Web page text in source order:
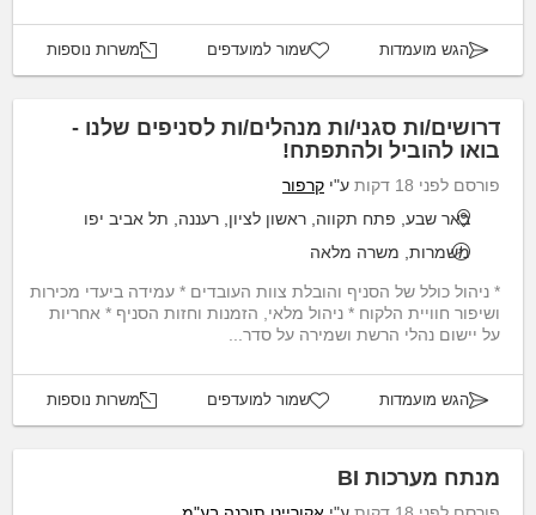
הגש מועמדות שמור למועדפים משרות נוספות
דרושים/ות סגני/ות מנהלים/ות לסניפים שלנו -
בואו להוביל ולהתפתח!
פורסם לפני 18 דקות ע"י קרפור
באר שבע, פתח תקווה, ראשון לציון, רעננה, תל אביב יפו
משמרות, משרה מלאה
* ניהול כולל של הסניף והובלת צוות העובדים * עמידה ביעדי מכירות
ושיפור חוויית הלקוח * ניהול מלאי, הזמנות וחזות הסניף * אחריות
על יישום נהלי הרשת ושמירה על סדר...
הגש מועמדות שמור למועדפים משרות נוספות
מנתח מערכות BI